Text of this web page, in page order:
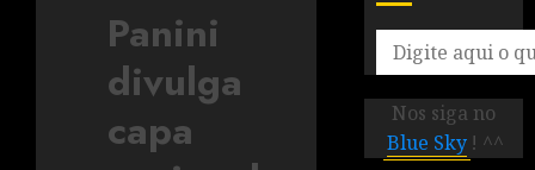
Panini
divulga
capa
Nos siga no
Blue Sky ! ^^